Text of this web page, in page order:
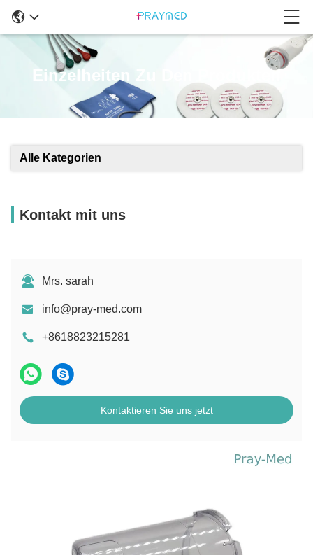
Einzelheiten Zu Den Produkten
Alle Kategorien
Kontakt mit uns
Mrs. sarah
info@pray-med.com
+8618823215281
Kontaktieren Sie uns jetzt